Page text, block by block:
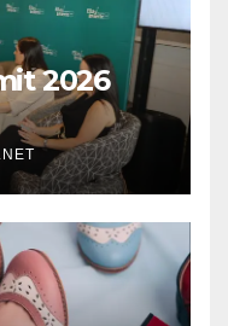
2026
las
su